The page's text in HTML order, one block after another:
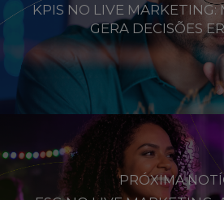
KPIS NO LIVE MARKETING:
GERA DECISÕES
PRÓXIMA